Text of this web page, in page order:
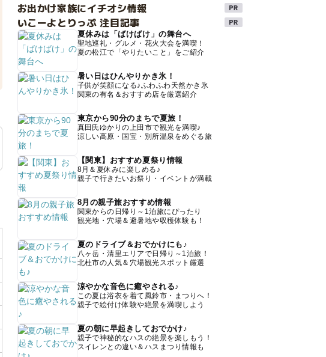
お出かけ家族にイチオシ情報
いこーよとりっぷ 注目記事
夏休みは「ばけばけ」の舞台へ
聖地巡礼・グルメ・花火大会を満喫！
夏の松江で「やりたいこと」をご紹介
暑い日はひんやりかき氷！
子供が笑顔になる♪ふわふわ天然かき氷
関東の有名＆おすすめ店を厳選紹介
東京から90分のまちで夏旅！
真田氏ゆかりの上田市で観光を満喫♪
涼しい高原・国宝・別所温泉をめぐる旅
【関東】おすすめ夏祭り情報
8月＆夏休みに楽しめる♪
親子で行きたいお祭り・イベントが満載
8月の親子旅おすすめ情報
関東からの日帰り～1泊旅にぴったり
観光地・穴場＆避暑地や収穫体験も！
夏のドライブ＆おでかけにも♪
八ヶ岳・清里エリアで日帰り～1泊旅！
北杜市の人気＆穴場観光スポット厳選
涼やかな音色に癒やされる♪
この夏は浴衣を着て風鈴市・まつりへ！
親子で絵付け体験や絶景を満喫しよう
夏の朝に早起きしておでかけ♪
親子で神秘的なハスの絶景を楽しもう！
スイレンとの違い＆ハスまつり情報も